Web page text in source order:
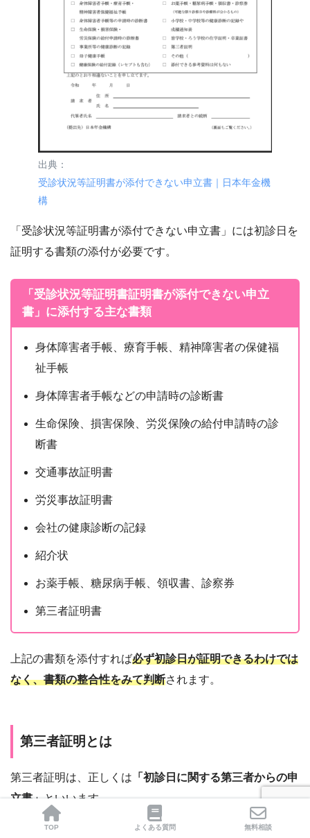
出典：
受診状況等証明書が添付できない申立書｜日本年金機
構
「受診状況等証明書が添付できない申立書」には初診日を
証明する書類の添付が必要です。
「受診状況等証明書証明書が添付できない申立
書」に添付する主な書類
身体障害者手帳、療育手帳、精神障害者の保健福
祉手帳
身体障害者手帳などの申請時の診断書
生命保険、損害保険、労災保険の給付申請時の診
断書
交通事故証明書
労災事故証明書
会社の健康診断の記録
紹介状
お薬手帳、糖尿病手帳、領収書、診察券
第三者証明書
上記の書類を添付すれば必ず初診日が証明できるわけでは
なく、書類の整合性をみて判断されます。
第三者証明とは
第三者証明は、正しくは 「初診日に関する第三者からの申
立書」といいます。
TOP よくある質問 無料相談